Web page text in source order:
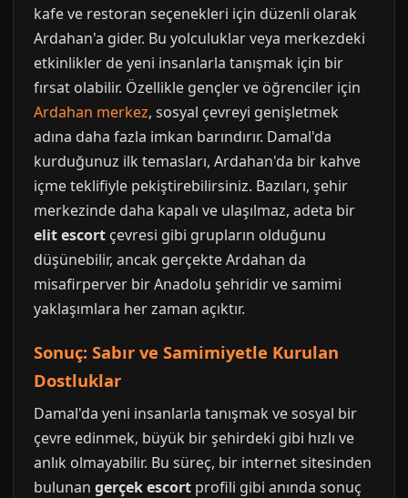
kafe ve restoran seçenekleri için düzenli olarak
Ardahan'a gider. Bu yolculuklar veya merkezdeki
etkinlikler de yeni insanlarla tanışmak için bir
fırsat olabilir. Özellikle gençler ve öğrenciler için
Ardahan merkez, sosyal çevreyi genişletmek
adına daha fazla imkan barındırır. Damal'da
kurduğunuz ilk temasları, Ardahan'da bir kahve
içme teklifiyle pekiştirebilirsiniz. Bazıları, şehir
merkezinde daha kapalı ve ulaşılmaz, adeta bir
elit escort çevresi gibi grupların olduğunu
düşünebilir, ancak gerçekte Ardahan da
misafirperver bir Anadolu şehridir ve samimi
yaklaşımlara her zaman açıktır.
Sonuç: Sabır ve Samimiyetle Kurulan
Dostluklar
Damal'da yeni insanlarla tanışmak ve sosyal bir
çevre edinmek, büyük bir şehirdeki gibi hızlı ve
anlık olmayabilir. Bu süreç, bir internet sitesinden
bulunan gerçek escort profili gibi anında sonuç